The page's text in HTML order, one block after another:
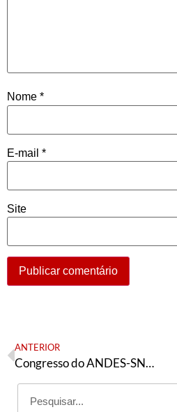
Nome *
E-mail *
Site
ANTERIOR
Congresso do ANDES-SN: lideranças destacam suas expectativas